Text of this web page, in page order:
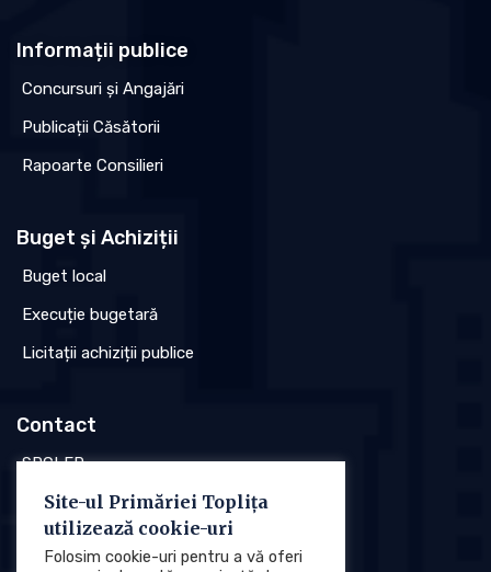
Informații publice
Concursuri și Angajări
Publicații Căsătorii
Rapoarte Consilieri
Buget și Achiziții
Buget local
Execuție bugetară
Licitații achiziții publice
Contact
SPCLEP
Stare civilă
Poliția locală
Site-ul Primăriei Toplița
utilizează cookie-uri
Folosim cookie-uri pentru a vă oferi